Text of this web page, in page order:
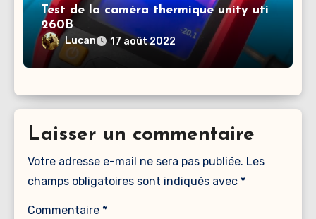
Test de la caméra thermique unity uti
260B
Lucan 17 août 2022
Laisser un commentaire
Votre adresse e-mail ne sera pas publiée. Les
champs obligatoires sont indiqués avec *
Commentaire *